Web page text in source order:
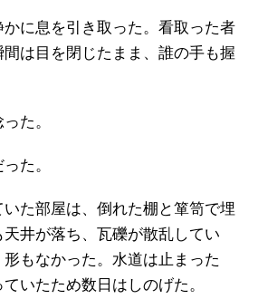
に息を引き取った。看取った者
は目を閉じたまま、誰の手も握
た。
た。
た部屋は、倒れた棚と箪笥で埋
井が落ち、瓦礫が散乱してい
もなかった。水道は止まった
いたため数日はしのげた。